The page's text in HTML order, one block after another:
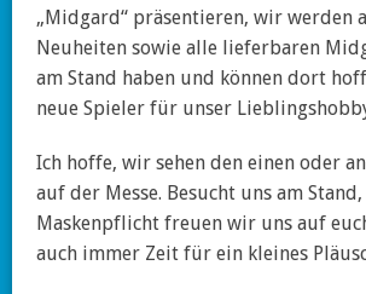
„Midgard“ präsentieren, wir werden
Neuheiten sowie alle lieferbaren
am Stand haben und können dort
neue Spieler für unser
Ich hoffe, wir sehen den einen oder
auf der Messe. Besucht uns am
Maskenpflicht freuen wir uns auf
auch immer Zeit für ein kleines